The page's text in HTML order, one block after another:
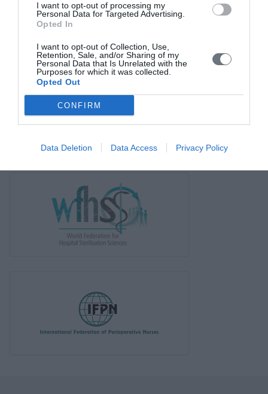
I want to opt-out of processing my
Personal Data for Targeted Advertising.
Opted In
I want to opt-out of Collection, Use,
Retention, Sale, and/or Sharing of my
Personal Data that Is Unrelated with the
Purposes for which it was collected.
Opted Out
CONFIRM
Data Deletion Data Access Privacy Policy
Σύνδεσμοι